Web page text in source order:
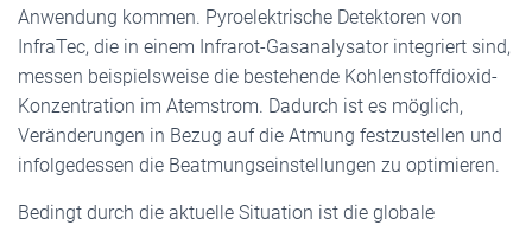
Anwendung kommen. Pyroelektrische Detektoren von
InfraTec, die in einem Infrarot-Gasanalysator integriert sind,
messen beispielsweise die bestehende Kohlenstoffdioxid-
Konzentration im Atemstrom. Dadurch ist es möglich,
Veränderungen in Bezug auf die Atmung festzustellen und
infolgedessen die Beatmungseinstellungen zu optimieren.
Bedingt durch die aktuelle Situation ist die globale